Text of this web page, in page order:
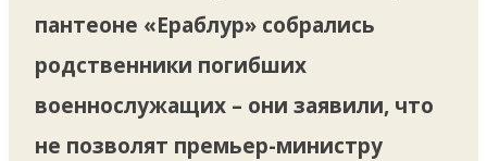
пантеоне «Ераблур» собрались
родственники погибших
военнослужащих – они заявили, что
не позволят премьер-министру